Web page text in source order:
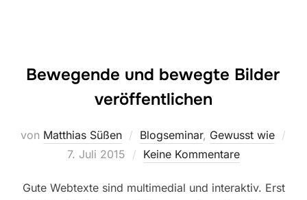
Bewegende und bewegte Bilder
veröffentlichen
von Matthias Süßen Blogseminar, Gewusst wie
Veröffentlicht
7. Juli 2015 Keine Kommentare
Gute Webtexte sind multimedial und interaktiv. Erst